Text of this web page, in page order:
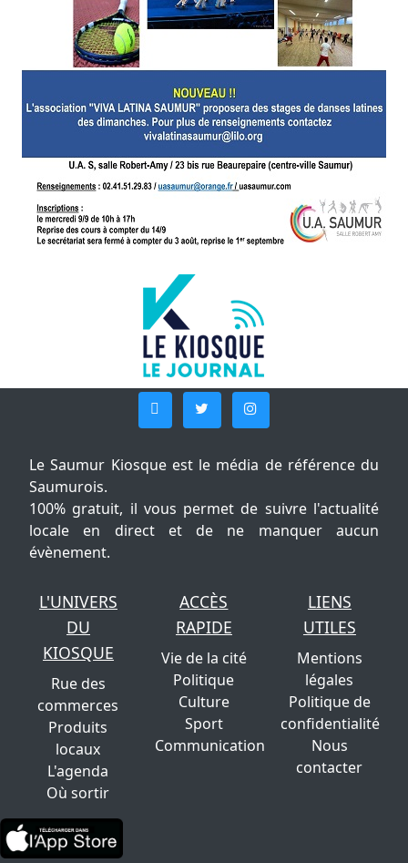
Le Saumur Kiosque est le média de référence du
Saumurois.
100% gratuit, il vous permet de suivre l'actualité
locale en direct et de ne manquer aucun
évènement.
L'UNIVERS
DU
KIOSQUE
Rue des
commerces
Produits
locaux
L'agenda
Où sortir
ACCÈS
RAPIDE
Vie de la cité
Politique
Culture
Sport
Communication
LIENS
UTILES
Mentions
légales
Politique de
confidentialité
Nous
contacter